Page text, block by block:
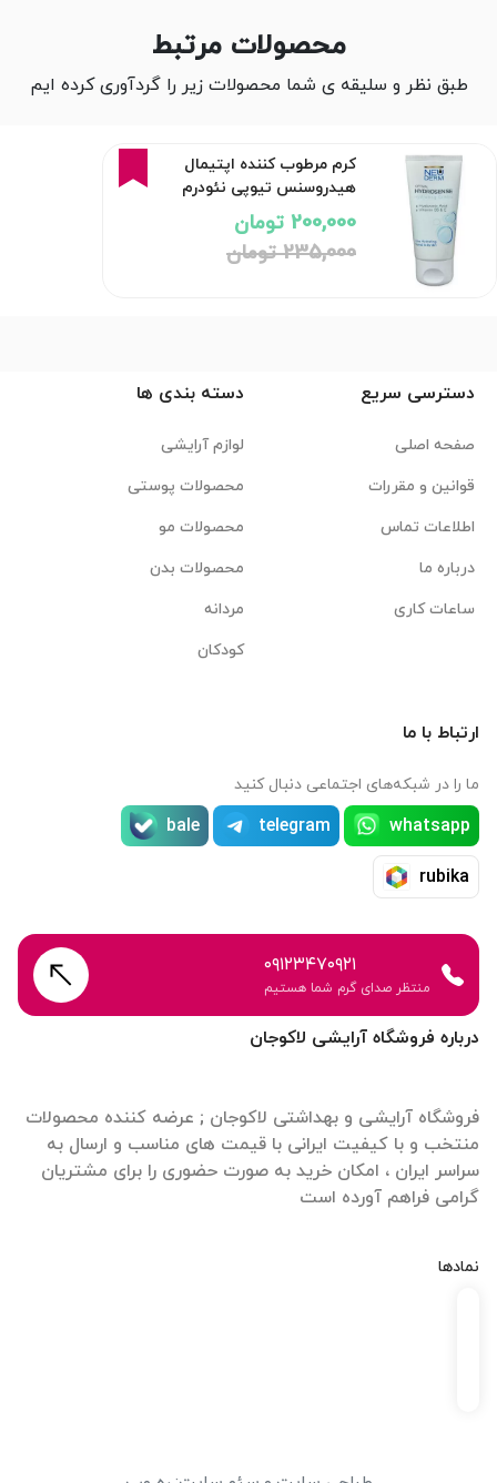
محصولات مرتبط
طبق نظر و سلیقه ی شما محصولات زیر را گردآوری کرده ایم
کرم مرطوب کننده اپتیمال
هیدروسنس تیوپی نئودرم
200,000 تومان
235,000 تومان
درباره فروشگاه آرایشی لاکوجان
فروشگاه آرایشی و بهداشتی لاکوجان ; عرضه کننده محصولات
منتخب و با کیفیت ایرانی با قیمت های مناسب و ارسال به
سراسر ایران ، امکان خرید به صورت حضوری را برای مشتریان
گرامی فراهم آورده است
نمادها
دسترسی سریع
صفحه اصلی
قوانین و مقررات
اطلاعات تماس
درباره ما
ساعات کاری
دسته بندی ها
لوازم آرایشی
محصولات پوستی
محصولات مو
محصولات بدن
مردانه
کودکان
ارتباط با ما
ما را در شبکه‌های اجتماعی دنبال کنید
whatsapp
telegram
bale
rubika
۰۹۱۲۳۴۷۰۹۲۱
منتظر صدای گرم شما هستیم